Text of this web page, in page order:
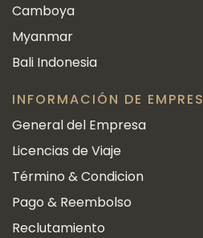
Camboya
Myanmar
Bali Indonesia
INFORMACIÓN DE
General del Empresa
Licencias de Viaje
Término & Condicion
Pago & Reembolso
Reclutamiento